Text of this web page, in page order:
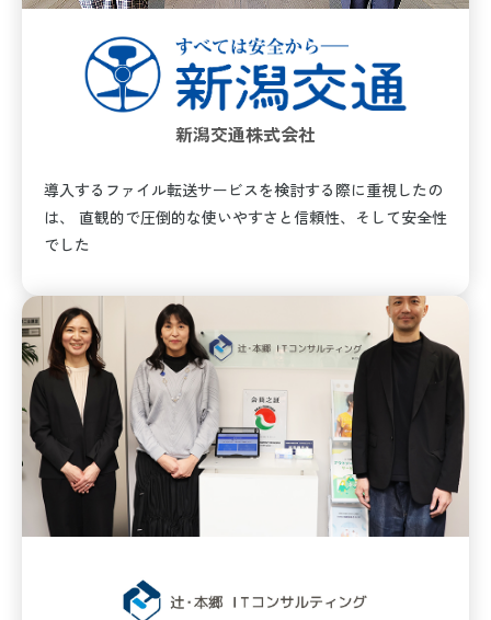
新潟交通株式会社
導入するファイル転送サービスを検討する際に重視したの
は、 直観的で圧倒的な使いやすさと信頼性、そして安全性
でした